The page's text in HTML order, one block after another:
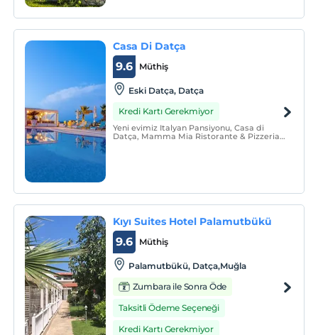
Casa Di Datça
Müthiş
9.6
Eski Datça, Datça
Kredi Kartı Gerekmiyor
Yeni evimiz Italyan Pansiyonu, Casa di
Datça, Mamma Mia Ristorante & Pizzeria
Kıyı Suites Hotel Palamutbükü
Müthiş
9.6
Palamutbükü, Datça,Muğla
Zumbara ile Sonra Öde
Taksitli Ödeme Seçeneği
Kredi Kartı Gerekmiyor